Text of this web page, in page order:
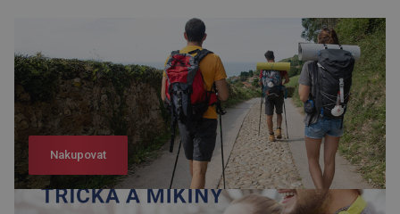
Nakupovat